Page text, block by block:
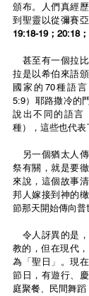
頒布。人們真經
到聖靈以從彌賽
19:18-19；20:18；
拉是以希伯來語
國家的70種語言
5:9）耶路撒冷的
說出不同的語言
種），這些也代表
祭有關，就是要
來說，這個故事
邦人嫁接到神的
節那天開始傳向普
教的，但在現代
為 「聖日 」
。現
節日，有遊行、
庭聚餐、民間舞蹈